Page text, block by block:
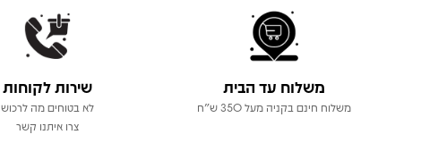
משלוח עד הבית
משלוח חינם בקניה מעל 350 ש"ח
שירות לקוחות
לא בטוחים מה לרכוש
צרו איתנו קשר